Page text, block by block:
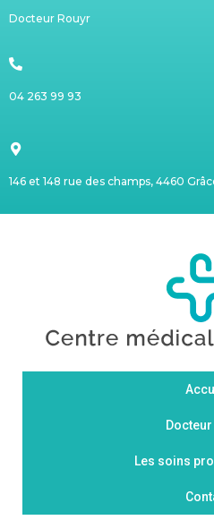
Docteur Rouyr
04 263 99 93
146 et 148 rue des champs, 4460
Les soins